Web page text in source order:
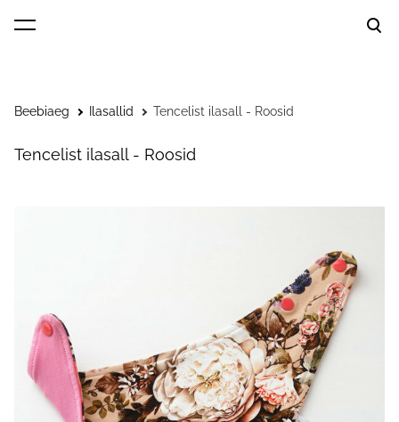
lisati ostukorvi.
Beebiaeg Ilasallid Tencelist ilasall - Roosid
Tencelist ilasall - Roosid